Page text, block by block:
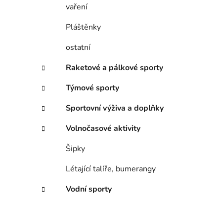
vaření
Pláštěnky
ostatní
Raketové a pálkové sporty
Týmové sporty
Sportovní výživa a doplňky
Volnočasové aktivity
Šipky
Létající talíře, bumerangy
Vodní sporty